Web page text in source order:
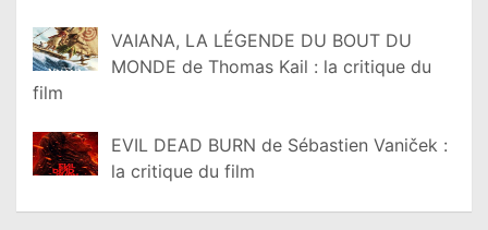
VAIANA, LA LÉGENDE DU BOUT DU
MONDE de Thomas Kail : la critique du
film
EVIL DEAD BURN de Sébastien Vaniček :
la critique du film